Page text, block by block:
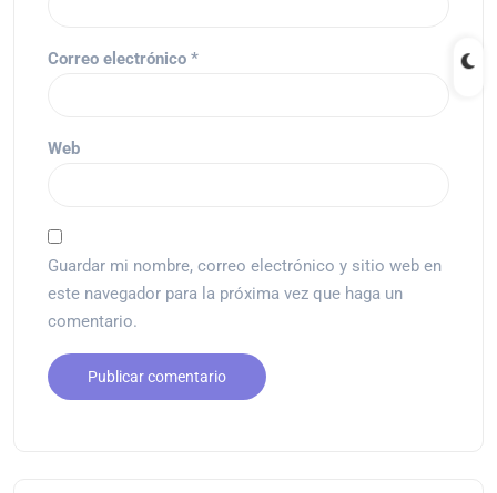
Correo electrónico *
Web
Guardar mi nombre, correo electrónico y sitio web en
este navegador para la próxima vez que haga un
comentario.